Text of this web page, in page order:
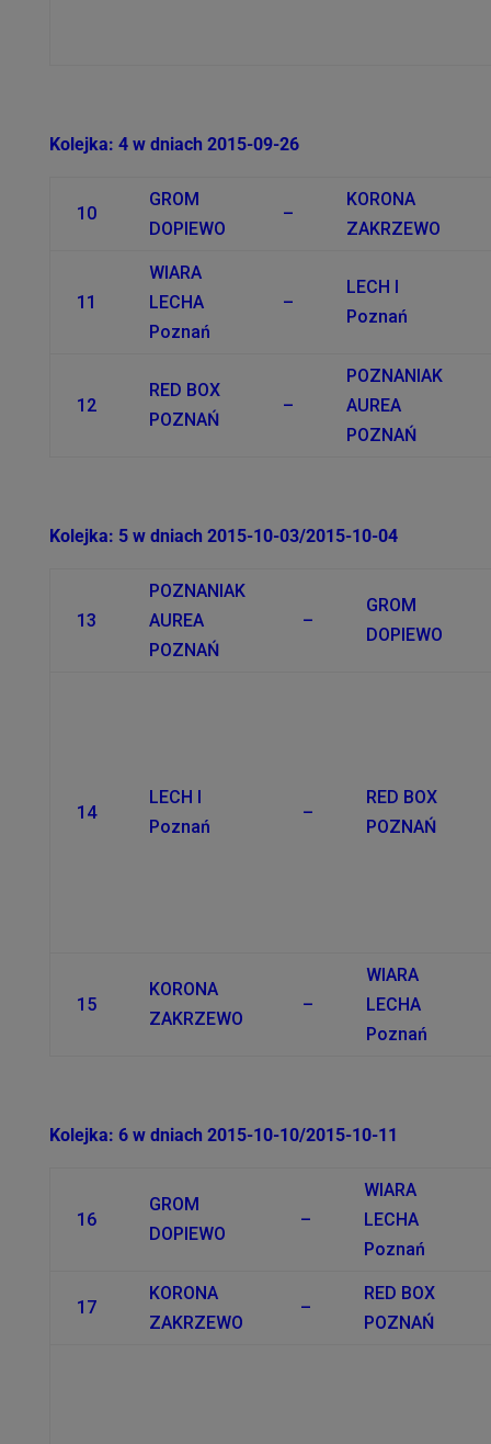
Kolejka: 4 w dniach 2015-09-26
10
GROM
DOPIEWO
–
KORONA
ZAKRZEWO
11
WIARA
LECHA
Poznań
–
LECH I
Poznań
12
RED BOX
POZNAŃ
–
POZNANIAK
AUREA
POZNAŃ
Kolejka: 5 w dniach 2015-10-03/2015-10-04
13
POZNANIAK
AUREA
POZNAŃ
–
GROM
DOPIEWO
14
LECH I
Poznań
–
RED BOX
POZNAŃ
15
KORONA
ZAKRZEWO
–
WIARA
LECHA
Poznań
Kolejka: 6 w dniach 2015-10-10/2015-10-11
16
GROM
DOPIEWO
–
WIARA
LECHA
Poznań
17
KORONA
ZAKRZEWO
–
RED BOX
POZNAŃ